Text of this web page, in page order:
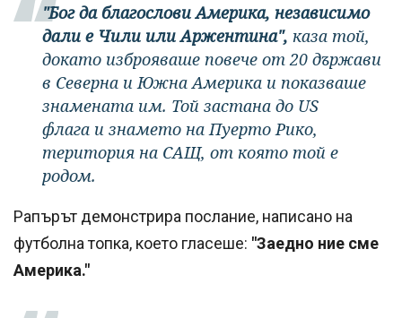
"Бог да благослови Америка, независимо
дали е Чили или Аржентина", каза той,
докато изброяваше повече от 20 държави
в Северна и Южна Америка и показваше
знамената им. Той застана до US
флага и знамето на Пуерто Рико,
територия на САЩ, от която той е
родом.
Рапърът демонстрира послание, написано на
футболна топка, което гласеше: "Заедно ние сме
Америка."